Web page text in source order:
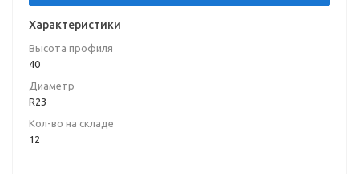
Характеристики
Высота профиля
40
Диаметр
R23
Кол-во на складе
12